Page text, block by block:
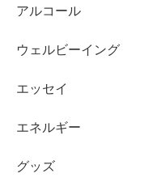
アルコール
ウェルビーイング
エッセイ
エネルギー
グッズ